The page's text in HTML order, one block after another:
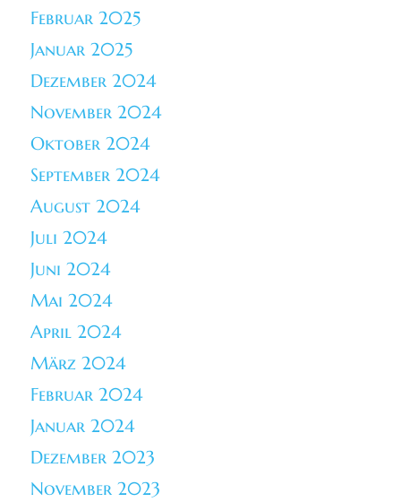
Februar 2025
Januar 2025
Dezember 2024
November 2024
Oktober 2024
September 2024
August 2024
Juli 2024
Juni 2024
Mai 2024
April 2024
März 2024
Februar 2024
Januar 2024
Dezember 2023
November 2023